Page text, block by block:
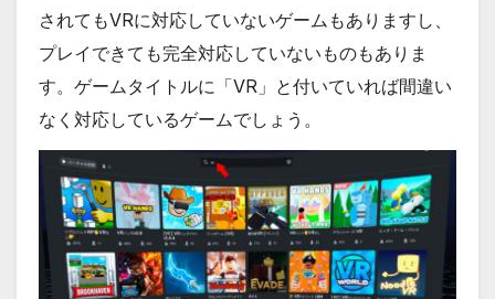
されてもVRに対応していないゲームもありますし、
プレイできても完全対応していないものもありま
す。ゲームタイトルに「VR」と付いていれば間違い
なく対応しているゲームでしょう。